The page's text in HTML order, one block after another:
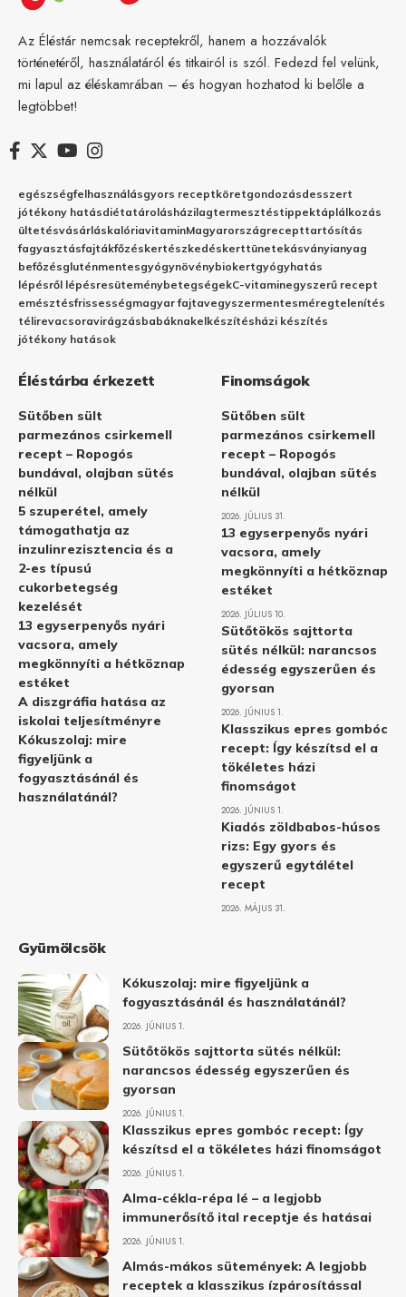
Az Éléstár nemcsak receptekről, hanem a hozzávalók
történetéről, használatáról és titkairól is szól. Fedezd fel velünk,
mi lapul az éléskamrában – és hogyan hozhatod ki belőle a
legtöbbet!
egészségfelhasználásgyors receptköretgondozásdesszert
jótékony hatásdiétatárolásházilagtermesztéstippektáplálkozás
ültetésvásárláskalóriavitaminMagyarországrecepttartósítás
fagyasztásfajtákfőzéskertészkedéskerttünetekásványianyag
befőzésgluténmentesgyógynövénybiokertgyógyhatás
lépésről lépésresüteménybetegségekC-vitaminegyszerű recept
emésztésfrissességmagyar fajtavegyszermentesméregtelenítés
télirevacsoravirágzásbabáknakelkészítésházi készítés
jótékony hatások
Éléstárba érkezett
Sütőben sült
parmezános csirkemell
recept – Ropogós
bundával, olajban sütés
nélkül
5 szuperétel, amely
támogathatja az
inzulinrezisztencia és a
2-es típusú
cukorbetegség
kezelését
13 egyserpenyős nyári
vacsora, amely
megkönnyíti a hétköznap
estéket
A diszgráfia hatása az
iskolai teljesítményre
Kókuszolaj: mire
figyeljünk a
fogyasztásánál és
használatánál?
Finomságok
Sütőben sült
parmezános csirkemell
recept – Ropogós
bundával, olajban sütés
nélkül
2026. JÚLIUS 31.
13 egyserpenyős nyári
vacsora, amely
megkönnyíti a hétköznap
estéket
2026. JÚLIUS 10.
Sütőtökös sajttorta
sütés nélkül: narancsos
édesség egyszerűen és
gyorsan
2026. JÚNIUS 1.
Klasszikus epres gombóc
recept: Így készítsd el a
tökéletes házi
finomságot
2026. JÚNIUS 1.
Kiadós zöldbabos-húsos
rizs: Egy gyors és
egyszerű egytálétel
recept
2026. MÁJUS 31.
Gyümölcsök
Kókuszolaj: mire figyeljünk a
fogyasztásánál és használatánál?
2026. JÚNIUS 1.
Sütőtökös sajttorta sütés nélkül:
narancsos édesség egyszerűen és
gyorsan
2026. JÚNIUS 1.
Klasszikus epres gombóc recept: Így
készítsd el a tökéletes házi finomságot
2026. JÚNIUS 1.
Alma-cékla-répa lé – a legjobb
immunerősítő ital receptje és hatásai
2026. JÚNIUS 1.
Almás-mákos sütemények: A legjobb
receptek a klasszikus ízpárosítással